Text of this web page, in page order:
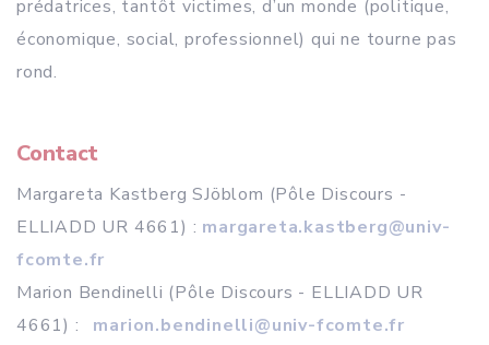
prédatrices, tantôt victimes, d’un monde (politique,
économique, social, professionnel) qui ne tourne pas
rond.
Contact
Margareta Kastberg SJöblom (Pôle Discours -
ELLIADD UR 4661) : margareta.kastberg@univ-
fcomte.fr
Marion Bendinelli (Pôle Discours - ELLIADD UR
4661) :
marion.bendinelli@univ-fcomte.fr